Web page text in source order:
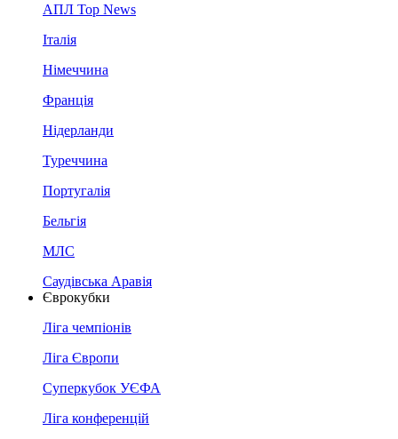
АПЛ Top News
Італія
Німеччина
Франція
Нідерланди
Туреччина
Португалія
Бельгія
МЛС
Саудівська Аравія
Єврокубки
Ліга чемпіонів
Ліга Європи
Суперкубок УЄФА
Ліга конференцій